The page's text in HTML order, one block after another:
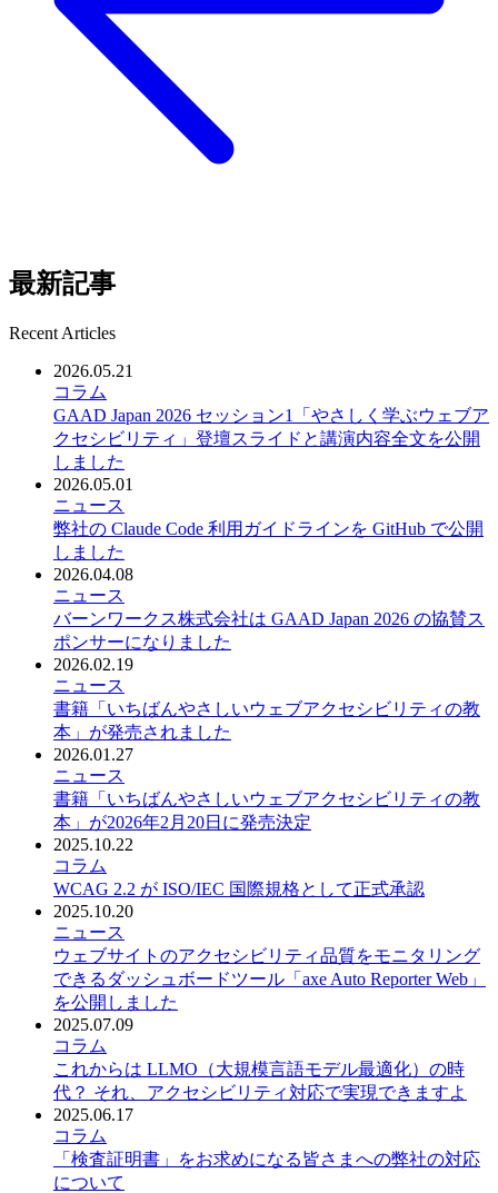
最新記事
Recent Articles
2026.05.21
コラム
GAAD Japan 2026 セッション1「やさしく学ぶウェブア
クセシビリティ」登壇スライドと講演内容全文を公開
しました
2026.05.01
ニュース
弊社の Claude Code 利用ガイドラインを GitHub で公開
しました
2026.04.08
ニュース
バーンワークス株式会社は GAAD Japan 2026 の協賛ス
ポンサーになりました
2026.02.19
ニュース
書籍「いちばんやさしいウェブアクセシビリティの教
本」が発売されました
2026.01.27
ニュース
書籍「いちばんやさしいウェブアクセシビリティの教
本」が2026年2月20日に発売決定
2025.10.22
コラム
WCAG 2.2 が ISO/IEC 国際規格として正式承認
2025.10.20
ニュース
ウェブサイトのアクセシビリティ品質をモニタリング
できるダッシュボードツール「axe Auto Reporter Web」
を公開しました
2025.07.09
コラム
これからは LLMO（大規模言語モデル最適化）の時
代？ それ、アクセシビリティ対応で実現できますよ
2025.06.17
コラム
「検査証明書」をお求めになる皆さまへの弊社の対応
について